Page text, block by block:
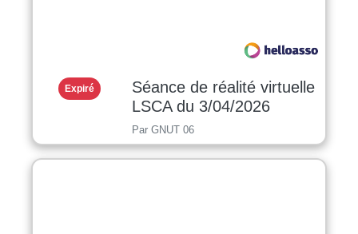
Expiré
Séance de réalité virtuelle
LSCA du 3/04/2026
Par GNUT 06